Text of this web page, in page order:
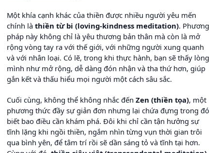
Một khía cạnh khác của thiền được nhiều người yêu mến
chính là thiền từ bi (loving-kindness meditation). Phương
pháp này không chỉ là yêu thương bản thân mà còn là mở
rộng vòng tay ra với thế giới, với những người xung quanh
và với nhân loại. Có lẽ, trong khi thực hành, bạn sẽ thấy lòng
mình như mở rộng, dễ dàng đón nhận và tha thứ hơn, giúp
gắn kết và thấu hiểu mọi người một cách sâu sắc.
Cuối cùng, không thể không nhắc đến Zen (thiền tọa), một
phương thức đầy sự giản đơn nhưng lại chứa đựng trong đó
biết bao điều cần khám phá. Đôi khi chỉ cần tận hưởng sự
tĩnh lặng khi ngồi thiền, ngắm nhìn từng vụn thời gian trôi
qua bình yên, để tâm trí rồi sẽ dần sáng tỏ và tĩnh tại hơn.